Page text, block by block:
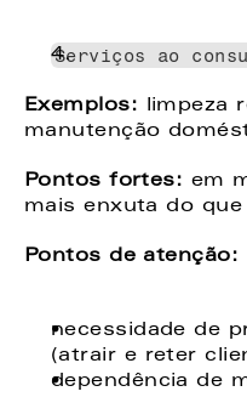
Serviços ao
Exemplos: limpeza
manutenção
Pontos fortes: em
mais enxuta do
Pontos de atenção:
necessidade de
(atrair e reter
dependência de